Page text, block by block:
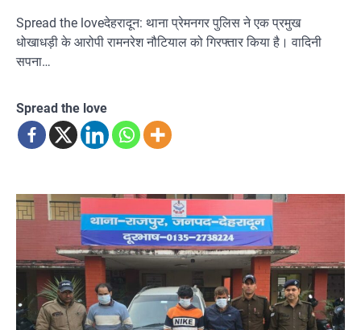
Spread the loveदेहरादून: थाना प्रेमनगर पुलिस ने एक प्रमुख
धोखाधड़ी के आरोपी रामनरेश नौटियाल को गिरफ्तार किया है। वादिनी
सपना…
Spread the love